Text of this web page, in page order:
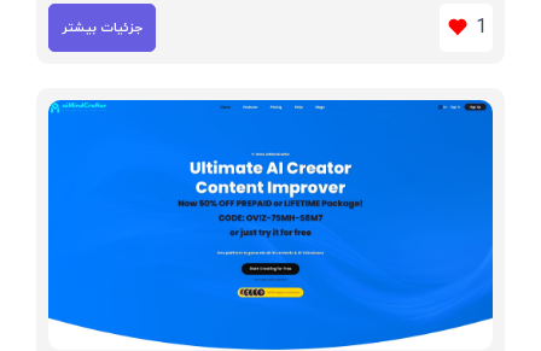
1 جزئیات بیشتر